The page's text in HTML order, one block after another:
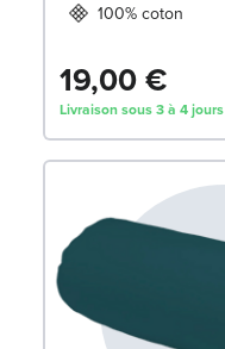
100% coton
19,00 €
Livraison sous 3 à 4 jours